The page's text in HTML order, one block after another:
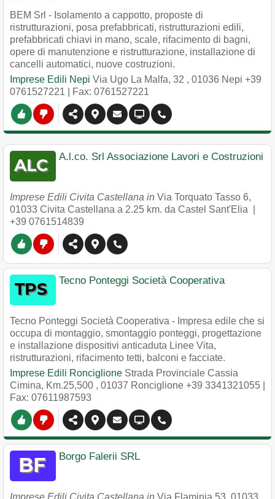
BEM Srl - Isolamento a cappotto, proposte di
ristrutturazioni, posa prefabbricati, ristrutturazioni edili,
prefabbricati chiavi in mano, scale, rifacimento di bagni,
opere di manutenzione e ristrutturazione, installazione di
cancelli automatici, nuove costruzioni.
Imprese Edili Nepi Via Ugo La Malfa, 32 , 01036 Nepi +39
0761527221 | Fax: 0761527221
A.l.co. Srl Associazione Lavori e Costruzioni
Imprese Edili Civita Castellana in Via Torquato Tasso 6,
01033 Civita Castellana a 2.25 km. da Castel Sant'Elia |
+39 0761514839
Tecno Ponteggi Società Cooperativa
Tecno Ponteggi Società Cooperativa - Impresa edile che si
occupa di montaggio, smontaggio ponteggi, progettazione
e installazione dispositivi anticaduta Linee Vita,
ristrutturazioni, rifacimento tetti, balconi e facciate.
Imprese Edili Ronciglione Strada Provinciale Cassia
Cimina, Km.25,500 , 01037 Ronciglione +39 3341321055
Fax: 07611987593
Borgo Falerii SRL
Imprese Edili Civita Castellana in Via Flaminia 53 01033